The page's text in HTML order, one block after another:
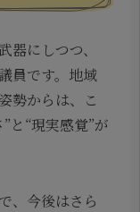
にしつつ、
員です。地域
勢からは、こ
と“現実感覚”が
、今後はさら